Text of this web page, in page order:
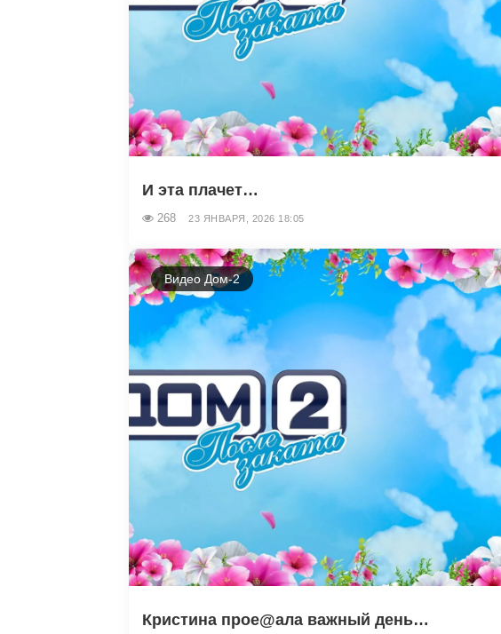
И эта плачет…
268 23 ЯНВАРЯ, 2026 18:05
Видео Дом-2
Кристина прое@ала важный день…